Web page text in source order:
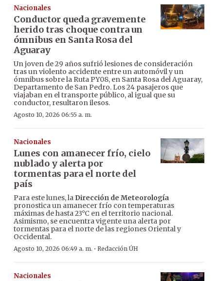
Nacionales
Conductor queda gravemente
herido tras choque contra un
ómnibus en Santa Rosa del
Aguaray
Un joven de 29 años sufrió lesiones de consideración
tras un violento accidente entre un automóvil y un
ómnibus sobre la Ruta PY08, en Santa Rosa del Aguaray,
Departamento de San Pedro. Los 24 pasajeros que
viajaban en el transporte público, al igual que su
conductor, resultaron ilesos.
Agosto 10, 2026 06:55 a. m.
Nacionales
Lunes con amanecer frío, cielo
nublado y alerta por
tormentas para el norte del
país
Para este lunes, la Dirección de Meteorología
pronostica un amanecer frío con temperaturas
máximas de hasta 23°C en el territorio nacional.
Asimismo, se encuentra vigente una alerta por
tormentas para el norte de las regiones Oriental y
Occidental.
Agosto 10, 2026 06:49 a. m. · Redacción ÚH
Nacionales